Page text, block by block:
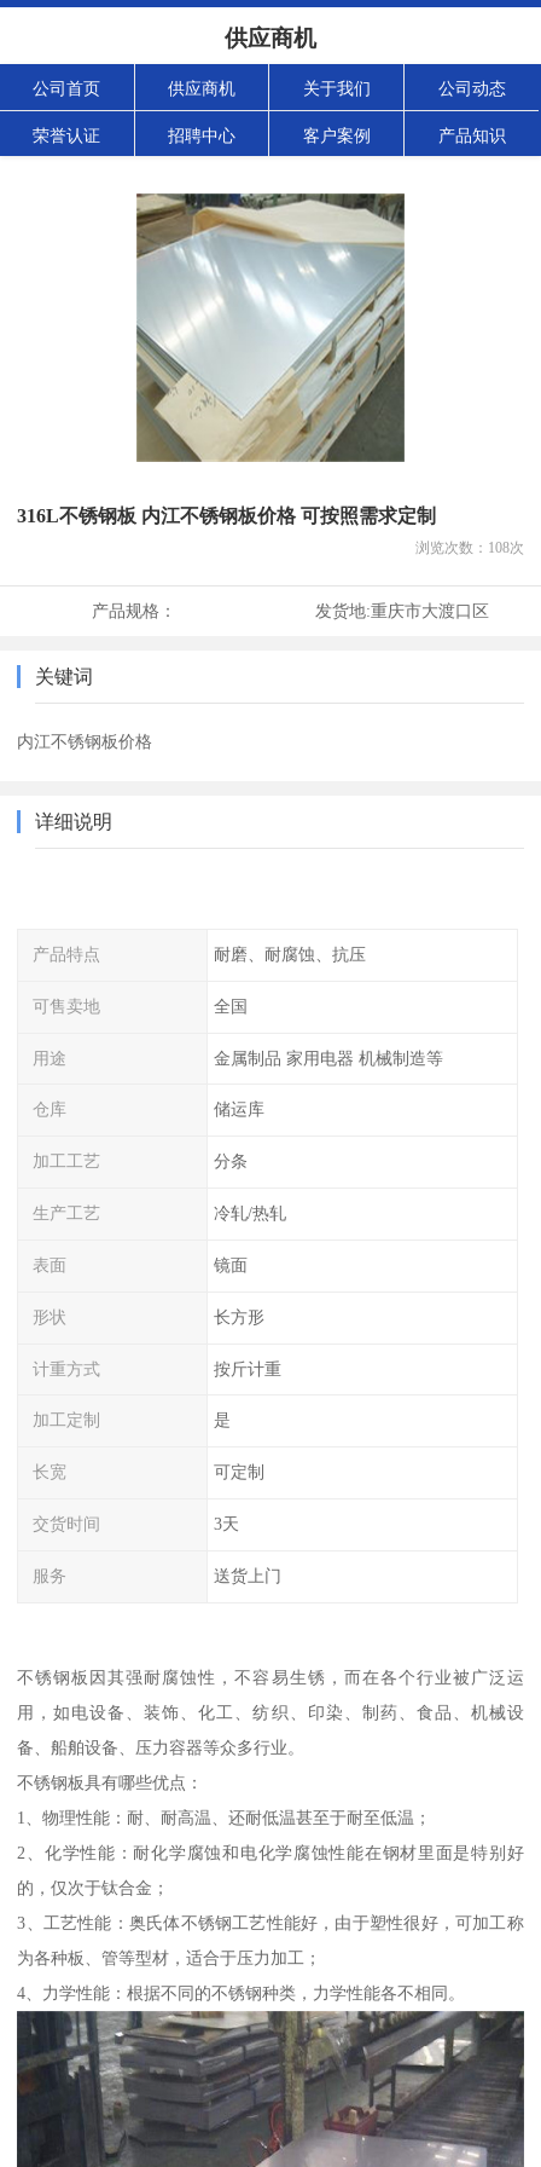
供应商机
公司首页 供应商机 关于我们 公司动态
荣誉认证 招聘中心 客户案例 产品知识
316L不锈钢板 内江不锈钢板价格 可按照需求定制
浏览次数： 108次
产品规格： 发货地:重庆市大渡口区
关键词
内江不锈钢板价格
详细说明
产品特点 耐磨、耐腐蚀、抗压
可售卖地 全国
用途 金属制品 家用电器 机械制造等
仓库 储运库
加工工艺 分条
生产工艺 冷轧/热轧
表面 镜面
形状 长方形
计重方式 按斤计重
加工定制 是
长宽 可定制
交货时间 3天
服务 送货上门
不锈钢板因其强耐腐蚀性，不容易生锈，而在各个行业被广泛运
用，如电设备、装饰、化工、纺织、印染、制药、食品、机械设
备、船舶设备、压力容器等众多行业。
不锈钢板具有哪些优点：
1、物理性能：耐、耐高温、还耐低温甚至于耐至低温；
2、化学性能：耐化学腐蚀和电化学腐蚀性能在钢材里面是特别好
的，仅次于钛合金；
3、工艺性能：奥氏体不锈钢工艺性能好，由于塑性很好，可加工称
为各种板、管等型材，适合于压力加工；
4、力学性能：根据不同的不锈钢种类，力学性能各不相同。